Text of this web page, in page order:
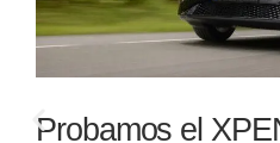
Probamos el